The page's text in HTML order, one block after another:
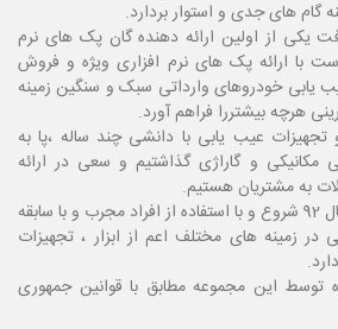
گام های جدی و استوار بردارد.
یکی از اولین ارائه دهنده گان پک های نرم
با ارائه پک های نرم افزاری ویژه و فروش
خودروهای وارداتی سبک و سنگین زمینه
هرچه بیشتررا فراهم آورد.
تجهیزات عیب یابی با دانشی چند ساله ،پا به
مکانیکی و گاراژی گذاشتیم و سعی در ارائه
به مشتریان هستیم.
فعالیت این مجموعه از سال 92 شروع و با استفاده از افراد مجرب و با سابقه
زمینه های مختلف اعم از ابزار ، تجهیزات
توسط این مجموعه مطابق با قوانین جمهوری